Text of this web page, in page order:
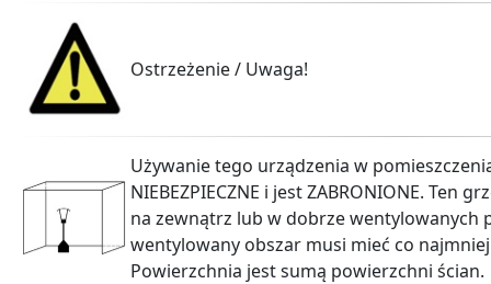
Ostrzeżenie / Uwaga!
Używanie tego urządzenia w
NIEBEZPIECZNE i jest ZABRONIONE. Ten
na zewnątrz lub w dobrze wentylowanych
wentylowany obszar musi mieć co
Powierzchnia jest sumą powierzchni ścian.